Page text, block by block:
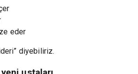
eder
diyebiliriz.